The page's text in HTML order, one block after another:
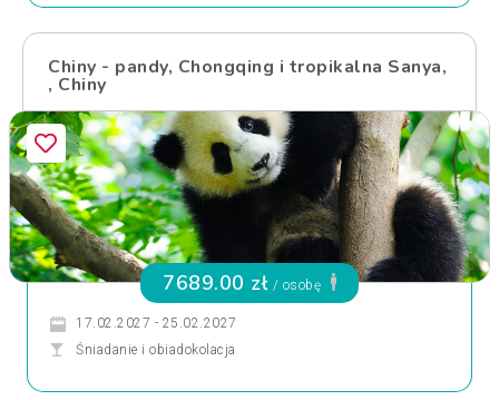
Chiny - pandy, Chongqing i tropikalna Sanya,
, Chiny
7689.00 zł / osobę
17.02.2027 - 25.02.2027
Śniadanie i obiadokolacja